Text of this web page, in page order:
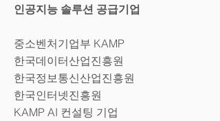
인공지능 솔루션 공급기업
중소벤처기업부 KAMP
한국데이터산업진흥원
한국정보통신산업진흥원
한국인터넷진흥원
KAMP AI 컨설팅 기업